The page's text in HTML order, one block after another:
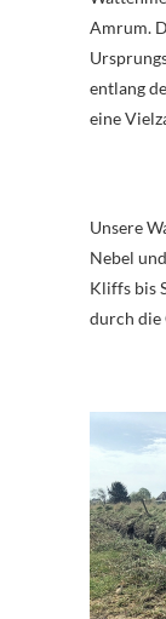
Amrum.
entlang
eine
Unsere
Nebel
Kliffs bis
durch die